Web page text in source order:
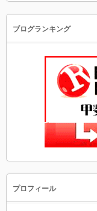
ブログランキング
プロフィール